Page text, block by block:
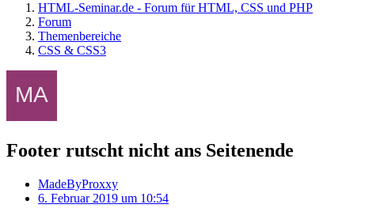
HTML-Seminar.de - Forum für HTML, CSS und PHP
Forum
Themenbereiche
CSS & CSS3
Footer rutscht nicht ans Seitenende
MadeByProxxy
6. Februar 2019 um 10:54